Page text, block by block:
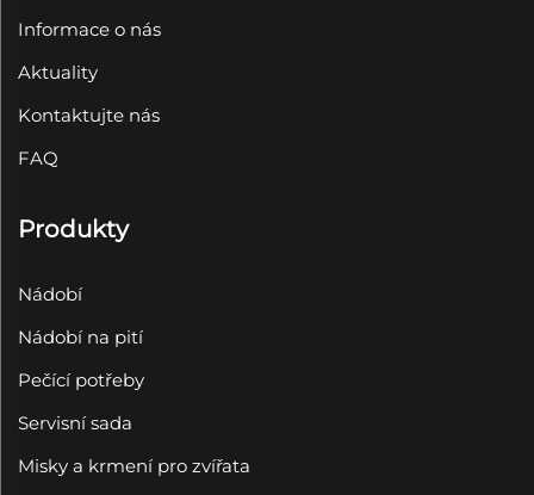
Informace o nás
Aktuality
Kontaktujte nás
FAQ
Produkty
Nádobí
Nádobí na pití
Pečící potřeby
Servisní sada
Misky a krmení pro zvířata